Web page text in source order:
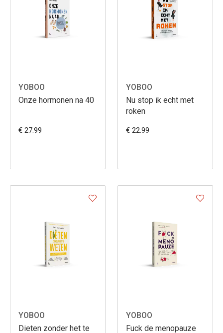
YOBOO
Onze hormonen na 40
€ 27.99
YOBOO
Nu stop ik echt met
roken
€ 22.99
YOBOO
Dieten zonder het te
YOBOO
Fuck de menopauze